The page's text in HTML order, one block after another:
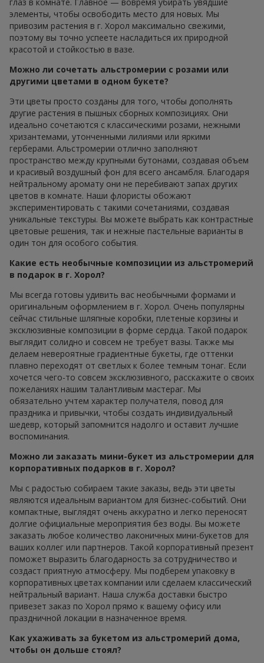
элементы, чтобы освободить место для новых. Мы
привозим растения в г. Хорол максимально свежими,
поэтому вы точно успеете насладиться их природной
красотой и стойкостью в вазе.
Можно ли сочетать альстромерии с розами или
другими цветами в одном букете?
Эти цветы просто созданы для того, чтобы дополнять
другие растения в пышных сборных композициях. Они
идеально сочетаются с классическими розами, нежными
хризантемами, утонченными лилиями или яркими
герберами. Альстромерии отлично заполняют
пространство между крупными бутонами, создавая объем
и красивый воздушный фон для всего ансамбля. Благодаря
нейтральному аромату они не перебивают запах других
цветов в комнате. Наши флористы обожают
экспериментировать с такими сочетаниями, создавая
уникальные текстуры. Вы можете выбрать как контрастные
цветовые решения, так и нежные пастельные варианты в
один тон для особого события.
Какие есть необычные композиции из альстромерий
в подарок в г. Хорол?
Мы всегда готовы удивить вас необычными формами и
оригинальным оформлением в г. Хорол. Очень популярны
сейчас стильные шляпные коробки, плетеные корзины и
эксклюзивные композиции в форме сердца. Такой подарок
выглядит солидно и совсем не требует вазы. Также мы
делаем невероятные градиентные букеты, где оттенки
плавно переходят от светлых к более темным тонаг. Если
хочется чего-то совсем эксклюзивного, расскажите о своих
пожеланиях нашим талантливым мастераг. Мы
обязательно учтем характер получателя, повод для
праздника и привычки, чтобы создать индивидуальный
шедевр, который запомнится надолго и оставит лучшие
воспоминания.
Можно ли заказать мини-букет из альстромерии для
корпоративных подарков в г. Хорол?
Мы с радостью собираем такие заказы, ведь эти цветы
являются идеальным вариантом для бизнес-событий. Они
компактные, выглядят очень аккуратно и легко переносят
долгие официальные мероприятия без воды. Вы можете
заказать любое количество лаконичных мини-букетов для
ваших коллег или партнеров. Такой корпоративный презент
поможет выразить благодарность за сотрудничество и
создаст приятную атмосферу. Мы подберем упаковку в
корпоративных цветах компании или сделаем классический
нейтральный вариант. Наша служба доставки быстро
привезет заказ по Хорол прямо к вашему офису или
праздничной локации в назначенное время.
Как ухаживать за букетом из альстромерий дома,
чтобы он дольше стоял?